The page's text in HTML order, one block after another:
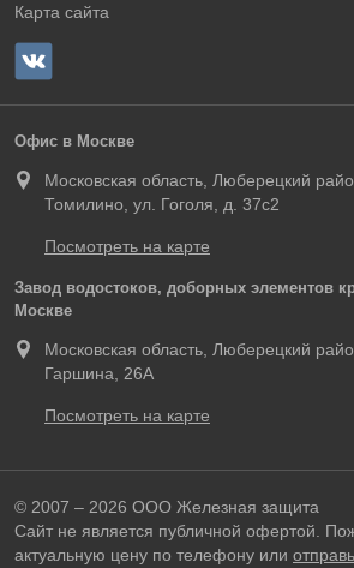
Карта сайта
Офис в Москве
Московская область, Люберецкий
Томилино, ул. Гоголя, д. 37с2
Посмотреть на карте
Завод водостоков, доборных элементов
Москве
Московская область, Люберецкий
Гаршина, 26А
Посмотреть на карте
© 2007 – 2026 ООО Железная защита
Сайт не является публичной офертой.
актуальную цену по телефону или